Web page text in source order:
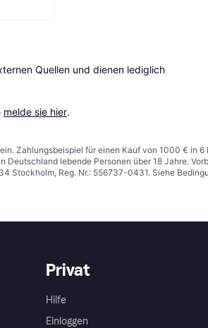
Quellen und dienen lediglich
melde sie hier.
Zahlungsbeispiel für einen Kauf von 1000 €
Deutschland lebende Personen über 18 Jahre.
Stockholm, Reg. Nr.: 556737-0431. Siehe
Privat
Hilfe
Einloggen